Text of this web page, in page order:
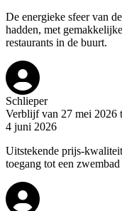
De energieke sfeer van
hadden, met
restaurants in de buurt.
Schlieper
Verblijf van 27 mei 2026
4 juni 2026
Uitstekende prijs-
toegang tot een